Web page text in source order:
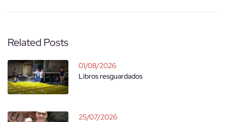
Related Posts
01/08/2026
Libros resguardados
25/07/2026